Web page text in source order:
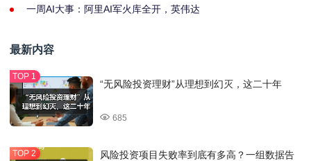
一周AI大事：阿里AI军火库全开，英伟达
最新内容
“无风险投资理财”从理想到幻灭，这二十年
685
风险投资项目失败率到底有多高？一组数据告